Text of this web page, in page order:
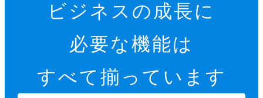
ビジネスの成長に
必要な機能は
すべて揃っています